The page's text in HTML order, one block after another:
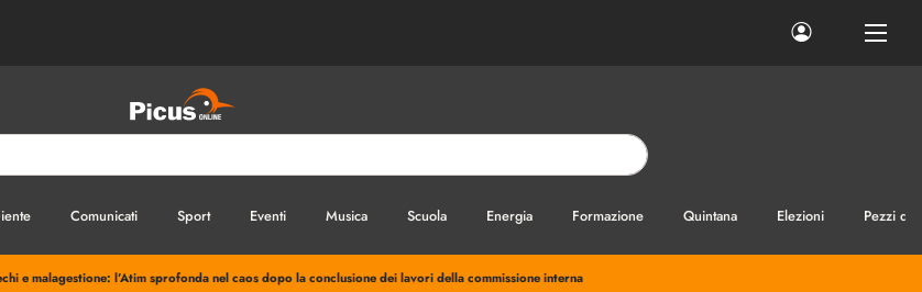
Comunicati Sport Eventi Musica Scuola Energia Formazione Quintana Elezioni Pezzi di
e malagestione: l’Atim sprofonda nel caos dopo la conclusione dei lavori della commissione interna